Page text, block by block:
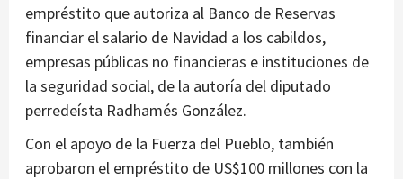
empréstito que autoriza al Banco de Reservas
financiar el salario de Navidad a los cabildos,
empresas públicas no financieras e instituciones de
la seguridad social, de la autoría del diputado
perredeísta Radhamés González.
Con el apoyo de la Fuerza del Pueblo, también
aprobaron el empréstito de US$100 millones con la